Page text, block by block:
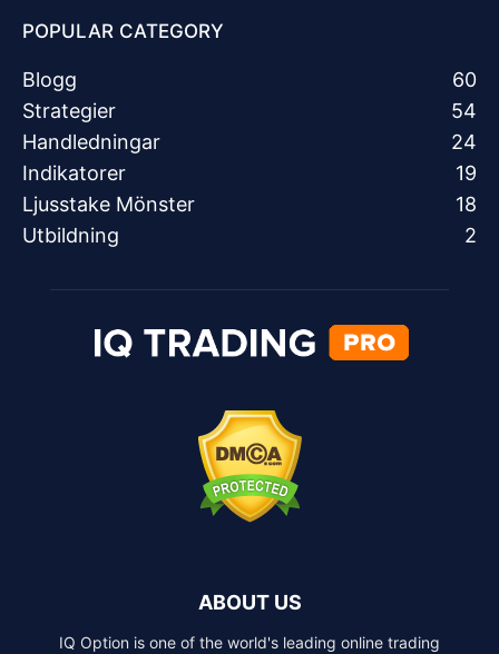
POPULAR CATEGORY
Blogg
60
Strategier
54
Handledningar
24
Indikatorer
19
Ljusstake Mönster
18
Utbildning
2
ABOUT US
IQ Option is one of the world's leading online trading